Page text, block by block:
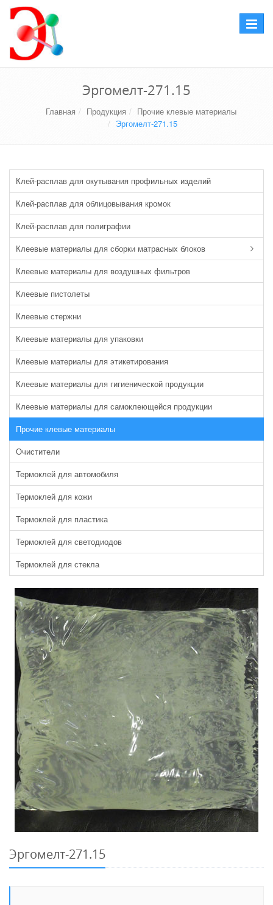
Эргомелт-271.15
Главная Продукция
Прочие клевые материалы
Эргомелт-271.15
Клей-расплав для окутывания профильных изделий
Клей-расплав для облицовывания кромок
Клей-расплав для полиграфии
Клеевые материалы для сборки матрасных блоков
Клеевые материалы для воздушных фильтров
Клеевые пистолеты
Клеевые стержни
Клеевые материалы для упаковки
Клеевые материалы для этикетирования
Клеевые материалы для гигиенической продукции
Клеевые материалы для самоклеющейся продукции
Прочие клевые материалы
Очистители
Термоклей для автомобиля
Термоклей для кожи
Термоклей для пластика
Термоклей для светодиодов
Термоклей для стекла
Эргомелт-271.15